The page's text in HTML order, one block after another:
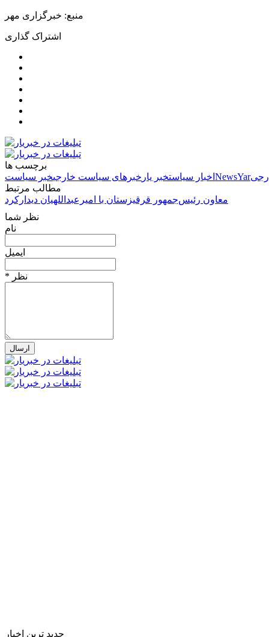
منبع: خبرگزاری مهر
اشتراک گذاری
برچسب ها
اخبار سیاستخبر یار خبرهای سیاست خارجیخبر سیاست NewsYar
مطالب مرتبط
معاون رئیس‌جمهور قرقیزستان با امیرعبداللهیان دیدارکرد
نظر شما
نام
ایمیل
* نظر
جدید ترین اخبار